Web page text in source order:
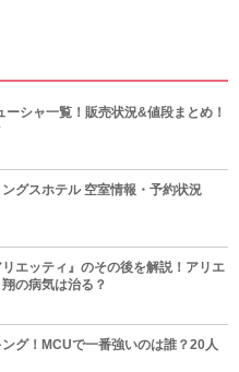
ーシャ一覧！販売状況&値段まとめ！
ングスホテル 空室情報・予約状況
リエッティ』のその後を解説！アリエ
の病気は治る？
グ！MCUで一番強いのは誰？20人